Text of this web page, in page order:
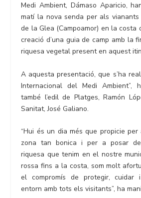
Medi Ambient, Dámaso Aparicio,
matí la nova senda per als
de la Glea (Campoamor) en la costa
creació d’una guia de camp amb la
riquesa vegetal present en aquest
A aquesta presentació, que s’ha
Internacional del Medi Ambient”,
també l’edil de Platges, Ramón
Sanitat, José Galiano.
“Hui és un dia més que propicie
zona tan bonica i per a posar de
riquesa que tenim en el nostre
rossa fins a la costa, som molt
el compromís de protegir, cuidar
entorn amb tots els visitants”, ha